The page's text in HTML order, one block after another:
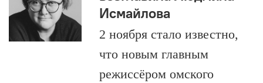
Исмайлова
2 ноября стало известно,
что новым главным
режиссёром омского